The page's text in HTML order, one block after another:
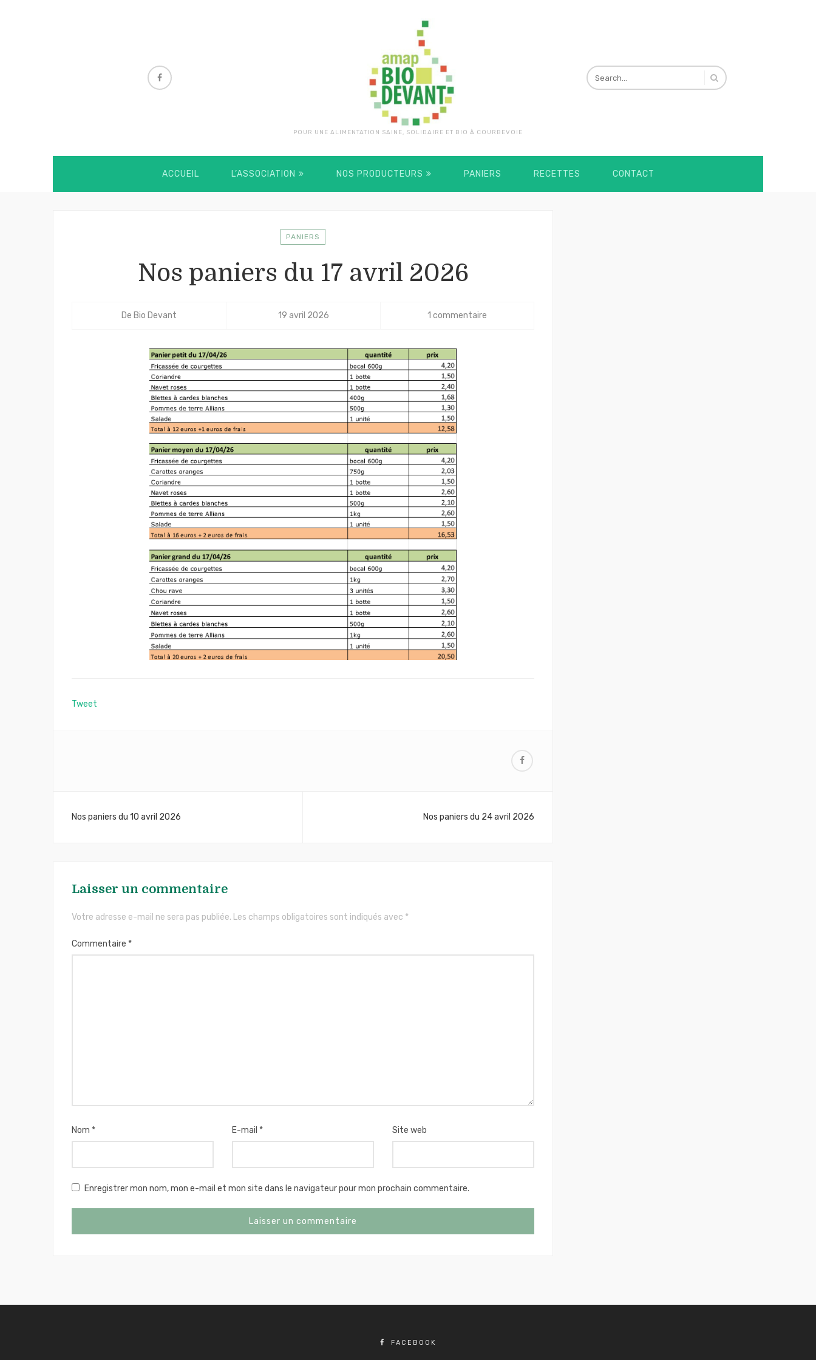
POUR UNE ALIMENTATION SAINE, SOLIDAIRE ET BIO À COURBEVOIE
ACCUEIL L’ASSOCIATION NOS PRODUCTEURS PANIERS RECETTES CONTACT
PANIERS
Nos paniers du 17 avril 2026
De Bio Devant 19 avril 2026 1 commentaire
Tweet
Nos paniers du 10 avril 2026 Nos paniers du 24 avril 2026
Laisser un commentaire
Votre adresse e-mail ne sera pas publiée. Les champs obligatoires sont indiqués avec *
Commentaire *
Nom * E-mail * Site web
Enregistrer mon nom, mon e-mail et mon site dans le navigateur pour mon prochain commentaire.
FACEBOOK